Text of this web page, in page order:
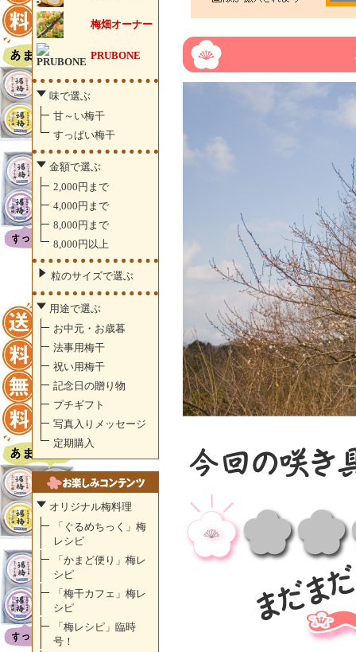
梅畑オーナー
PRUBONE
味で選ぶ
甘～い梅干
すっぱい梅干
金額で選ぶ
2,000円まで
4,000円まで
8,000円まで
8,000円以上
粒のサイズで選ぶ
用途で選ぶ
お中元・お歳暮
法事用梅干
祝い用梅干
記念日の贈り物
プチギフト
写真入りメッセージ
定期購入
オリジナル梅料理
「ぐるめちっく」梅
レシピ
「かまど便り」梅レ
シピ
「梅干カフェ」梅レ
シピ
「梅レシピ」臨時
号！